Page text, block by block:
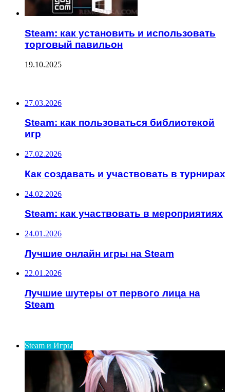
Steam: как установить и использовать
торговый павильон
19.10.2025
27.03.2026
Steam: как пользоваться библиотекой
игр
27.02.2026
Как создавать и участвовать в турнирах
24.02.2026
Steam: как участвовать в мероприятиях
24.01.2026
Лучшие онлайн игры на Steam
22.01.2026
Лучшие шутеры от первого лица на
Steam
Steam и Игры